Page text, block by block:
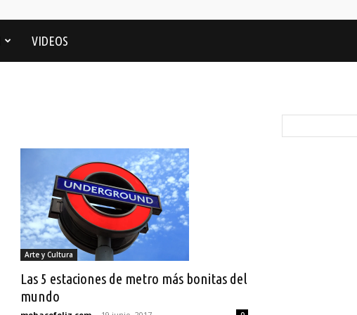
VIDEOS
Arte y Cultura
Las 5 estaciones de metro más bonitas del
mundo